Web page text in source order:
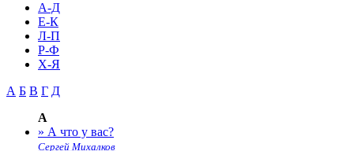
А-Д
Е-К
Л-П
Р-Ф
Х-Я
А Б В Г Д
А
» А что у вас?
Сергей Михалков